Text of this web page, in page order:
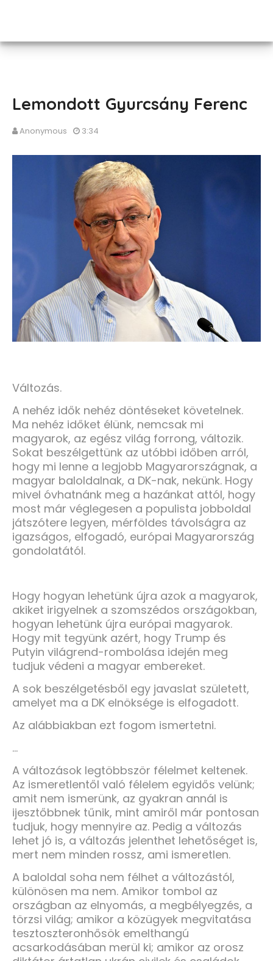
Lemondott Gyurcsány Ferenc
Anonymous 3:34
Változás.
A nehéz idők nehéz döntéseket követelnek.
Ma nehéz időket élünk, nemcsak mi
magyarok, az egész világ forrong, változik.
Sokat beszélgettünk az utóbbi időben arról,
hogy mi lenne a legjobb Magyarországnak, a
magyar baloldalnak, a DK-nak, nekünk. Hogy
mivel óvhatnánk meg a hazánkat attól, hogy
most már véglegesen a populista jobboldal
játszótere legyen, mérföldes távolságra az
igazságos, elfogadó, európai Magyarország
gondolatától.
Hogy hogyan lehetünk újra azok a magyarok,
akiket irigyelnek a szomszédos országokban,
hogyan lehetünk újra európai magyarok.
Hogy mit tegyünk azért, hogy Trump és
Putyin világrend-rombolása idején meg
tudjuk védeni a magyar embereket.
A sok beszélgetésből egy javaslat született,
amelyet ma a DK elnöksége is elfogadott.
Az alábbiakban ezt fogom ismertetni.
...
A változások legtöbbször félelmet keltenek.
Az ismeretlentől való félelem egyidős velünk;
amit nem ismerünk, az gyakran annál is
ijesztőbbnek tűnik, mint amiről már pontosan
tudjuk, hogy mennyire az. Pedig a változás
lehet jó is, a változás jelenthet lehetőséget is,
mert nem minden rossz, ami ismeretlen.
A baloldal soha nem félhet a változástól,
különösen ma nem. Amikor tombol az
országban az elnyomás, a megbélyegzés, a
törzsi világ; amikor a közügyek megvitatása
tesztoszteronhősök emelthangú
acsarkodásában merül ki; amikor az orosz